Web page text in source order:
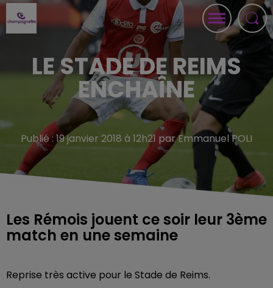
LE STADE DE REIMS
ENCHAÎNE
Publié : 19 janvier 2018 à 12h21 par Emmanuel POLI
Les Rémois jouent ce soir leur 3ème
match en une semaine
Reprise très active pour le Stade de Reims.